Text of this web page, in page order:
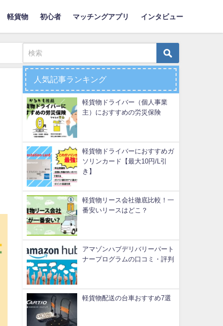
軽貨物 初心者 マッチングアプリ インタビュー
人気記事ランキング
軽貨物ドライバー（個人事業
主）におすすめの労災保険
軽貨物ドライバーにおすすめガ
ソリンカード【最大10円/L引
き】
軽貨物リース会社徹底比較！一
番安いリースはどこ？
アマゾンハブデリバリーパート
ナープログラムの口コミ・評判
軽貨物配送の台車おすすめ7選